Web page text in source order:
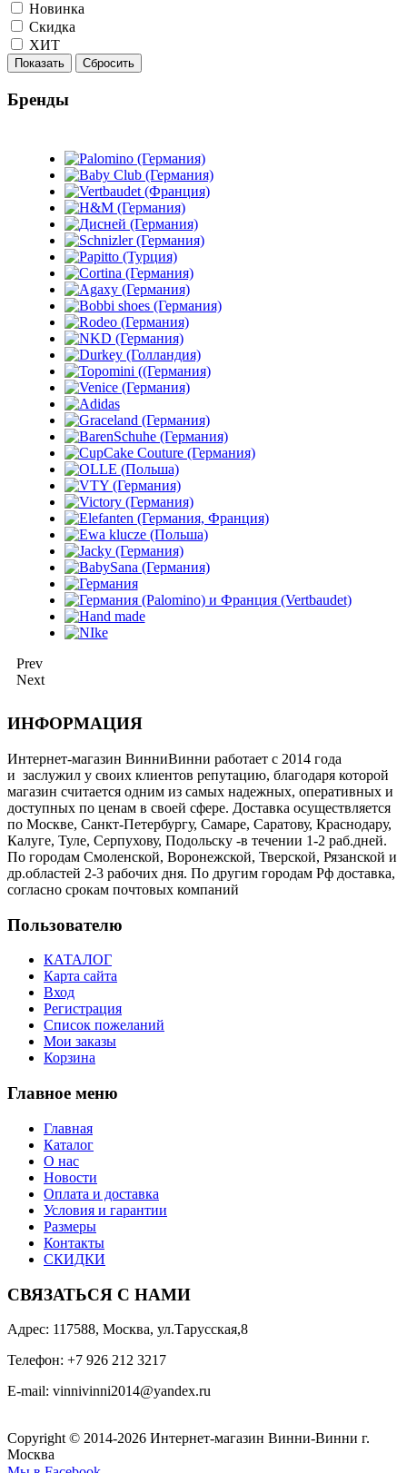
Новинка
Скидка
ХИТ
Показать Сбросить
Бренды
Prev
Next
ИНФОРМАЦИЯ
Интернет-магазин ВинниВинни работает с 2014 года
и заслужил у своих клиентов репутацию, благодаря которой
магазин считается одним из самых надежных, оперативных и
доступных по ценам в своей сфере. Доставка осуществляется
по Москве, Санкт-Петербургу, Самаре, Саратову, Краснодару,
Калуге, Туле, Серпухову, Подольску -в течении 1-2 раб.дней.
По городам Смоленской, Воронежской, Тверской, Рязанской и
др.областей 2-3 рабочих дня. По другим городам Рф доставка,
согласно срокам почтовых компаний
Пользователю
КАТАЛОГ
Карта сайта
Вход
Регистрация
Список пожеланий
Мои заказы
Корзина
Главное меню
Главная
Каталог
О нас
Новости
Оплата и доставка
Условия и гарантии
Размеры
Контакты
СКИДКИ
СВЯЗАТЬСЯ С НАМИ
Адрес: 117588, Москва, ул.Тарусская,8
Телефон: +7 926 212 3217
E-mail: vinnivinni2014@yandex.ru
Copyright © 2014-2026 Интернет-магазин Винни-Винни г.
Москва